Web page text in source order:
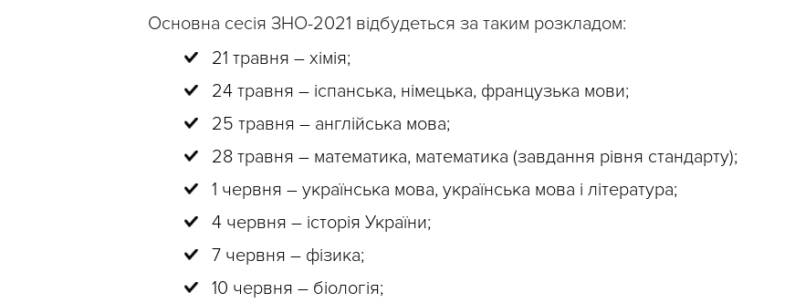
Основна сесія ЗНО-2021 відбудеться за таким розкладом:
21 травня – хімія;
24 травня – іспанська, німецька, французька мови;
25 травня – англійська мова;
28 травня – математика, математика (завдання рівня стандарту);
1 червня – українська мова, українська мова і література;
4 червня – історія України;
7 червня – фізика;
10 червня – біологія;